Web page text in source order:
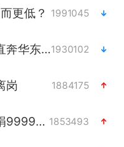
更低？ 1991045
维持强台风级！白海豚直奔华东沿海1930102
岗 1884175
李亚鹏向地铁吐血女孩捐99999元 1853493